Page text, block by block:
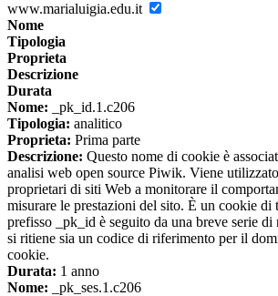
www.marialuigia.edu.it
Nome
Tipologia
Proprieta
Descrizione
Durata
Nome: _pk_id.1.c206
Tipologia: analitico
Proprieta: Prima parte
Descrizione: Questo nome di cookie è
analisi web open source Piwik. Viene
proprietari di siti Web a monitorare il
misurare le prestazioni del sito. È un cookie
prefisso _pk_id è seguito da una breve serie di
si ritiene sia un codice di riferimento per il
cookie.
Durata: 1 anno
Nome: _pk_ses.1.c206